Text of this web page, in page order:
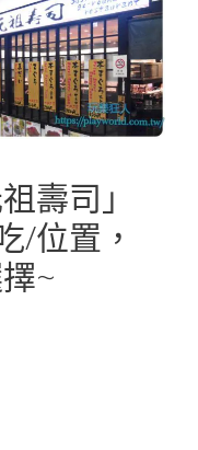
壽司」
/位置，
~